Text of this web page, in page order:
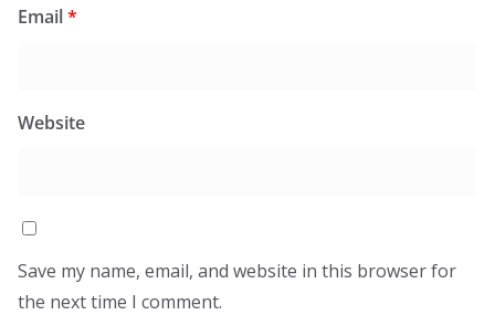
Email*
Website
Save my name, email, and website in this browser for
the next time I comment.